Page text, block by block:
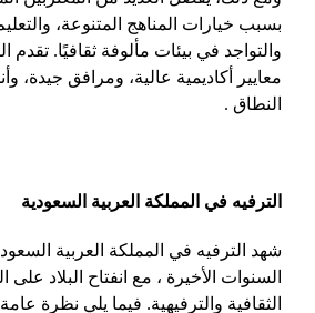
بسبب خيارات المناهج المتنوعة،
والتواجد في بيئات مألوفة ثقافيًا.
معايير أكاديمية عالية، ومرافق جيدة،
النطاق .
الترفيه في المملكة العربية السعودية
شهد الترفيه في المملكة العربية
السنوات الأخيرة ، مع انفتاح البلاد
الثقافية والترفيهية. فيما يلي نظرة